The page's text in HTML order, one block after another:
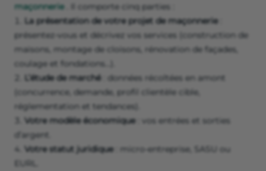
maçonnerie. Il comporte cinq parties :
La présentation de votre projet de maçonnerie:
présentez-vous et décrivez vos services (construction de
maisons, montage de cloisons, rénovation de façades,
coulage et fondations…).
L’étude de marché : données récoltées en amont
(concurrence, demande, profil clientèle cible,
réglementation et tendances).
Votre modèle économique: vos entrées et sorties
d’argent.
Votre statut juridique: micro-entreprise, SASU ou
EURL.